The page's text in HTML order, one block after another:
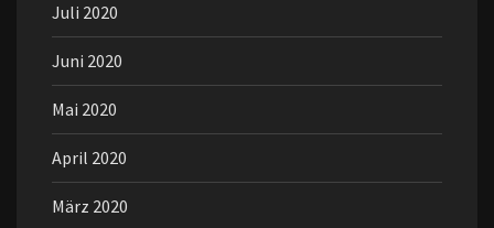
Juli 2020
Juni 2020
Mai 2020
April 2020
März 2020